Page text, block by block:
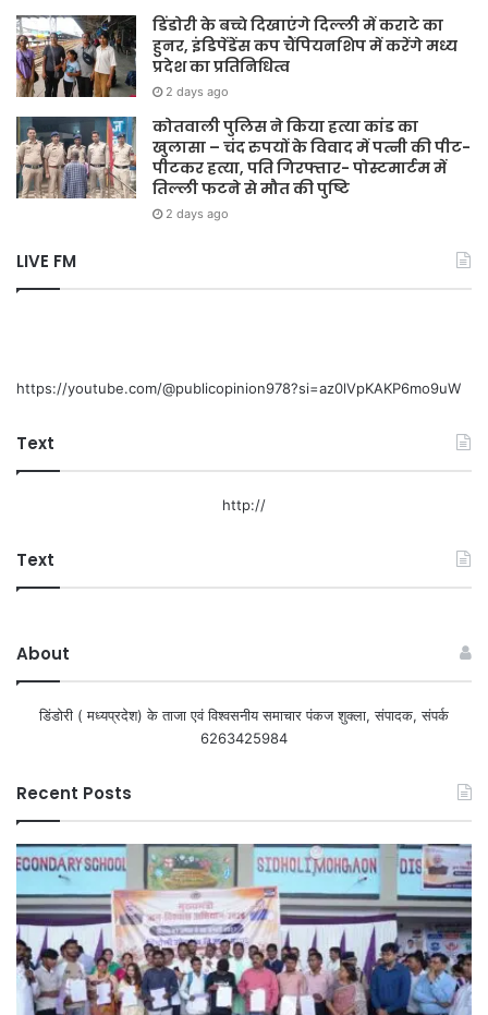
डिंडोरी के बच्चे दिखाएंगे दिल्ली में कराटे का
हुनर, इंडिपेंडेंस कप चैंपियनशिप में करेंगे मध्य
प्रदेश का प्रतिनिधित्व
2 days ago
कोतवाली पुलिस ने किया हत्या कांड का
खुलासा – चंद रुपयों के विवाद में पत्नी की पीट-
पीटकर हत्या, पति गिरफ्तार- पोस्टमार्टम में
तिल्ली फटने से मौत की पुष्टि
2 days ago
LIVE FM
https://youtube.com/@publicopinion978?si=az0lVpKAKP6mo9uW
Text
http://
Text
About
डिंडोरी ( मध्यप्रदेश) के ताजा एवं विश्वसनीय समाचार पंकज शुक्ला, संपादक, संपर्क
6263425984
Recent Posts